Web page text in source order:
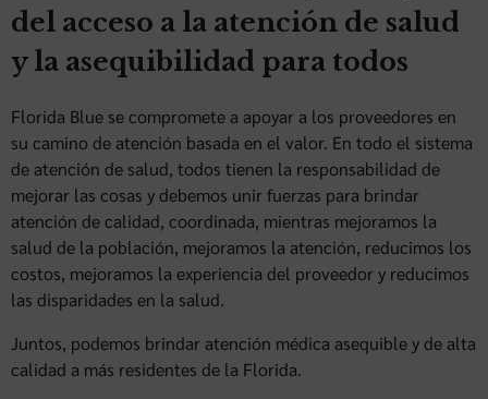
del acceso a la atención de salud
y la asequibilidad para todos
Florida Blue se compromete a apoyar a los proveedores en
su camino de atención basada en el valor. En todo el sistema
de atención de salud, todos tienen la responsabilidad de
mejorar las cosas y debemos unir fuerzas para brindar
atención de calidad, coordinada, mientras mejoramos la
salud de la población, mejoramos la atención, reducimos los
costos, mejoramos la experiencia del proveedor y reducimos
las disparidades en la salud.
Juntos, podemos brindar atención médica asequible y de alta
calidad a más residentes de la Florida.